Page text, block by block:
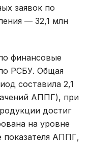
заявок по
— 32,1 млн
финансовые
РСБУ. Общая
составила 2,1
АППГ), при
достиг
на уровне
показателя АППГ,